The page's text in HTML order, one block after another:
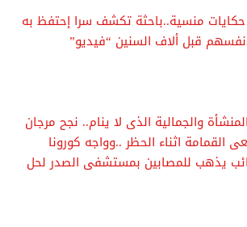
منسية..باحثة تكشف سرا إحتفظ به
قبل ألاف السنين “فيديو”
والجمالية الذى لا ينام.. نجح مرجان
اثناء الحظر ..وواجه كورونا
يذهب للمصابين بمستشفى الصدر لحل